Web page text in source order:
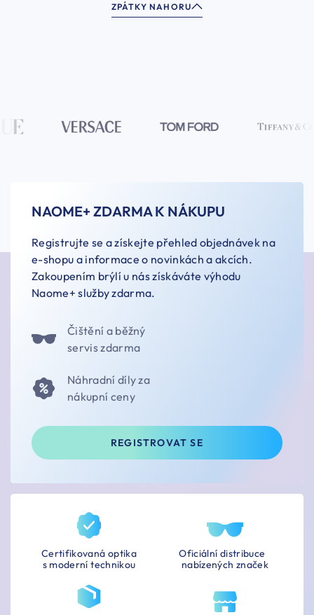
ZPÁTKY NAHORU
NAOME+ ZDARMA K NÁKUPU
Registrujte se a získejte přehled objednávek na
e-shopu a informace o novinkách a akcích.
Zakoupením brýlí u nás získáváte výhodu
Naome+ služby zdarma.
Čištění a běžný
servis zdarma
Náhradní díly za
nákupní ceny
REGISTROVAT SE
Certifikovaná optika
s moderní technikou
Oficiální distribuce
nabízených značek